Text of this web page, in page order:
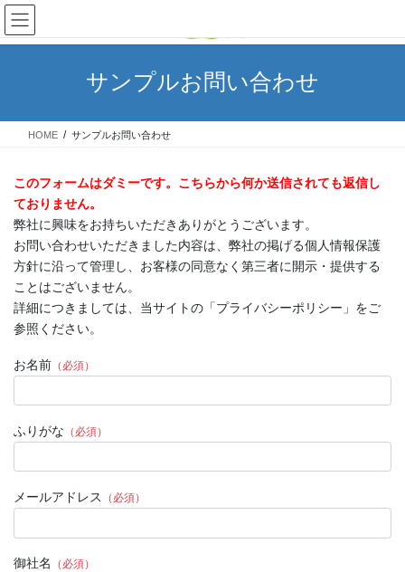
コ
ン
テ
ス
ナ
ビ
ゲ
ン
サンプルお問い合わせ
HOME サンプルお問い合わせ
このフォームはダミーです。こちらから何か送信されても返信し
ておりません。
弊社に興味をお持ちいただきありがとうございます。
お問い合わせいただきました内容は、弊社の掲げる個人情報保護
方針に沿って管理し、お客様の同意なく第三者に開示・提供する
ことはございません。
詳細につきましては、当サイトの「プライバシーポリシー」をご
参照ください。
お名前 （必須）
ふりがな （必須）
メールアドレス （必須）
御社名 （必須）